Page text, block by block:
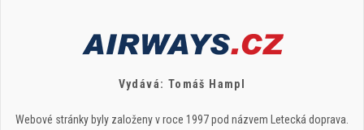
Vydává: Tomáš Hampl
Webové stránky byly založeny v roce 1997 pod názvem Letecká doprava.